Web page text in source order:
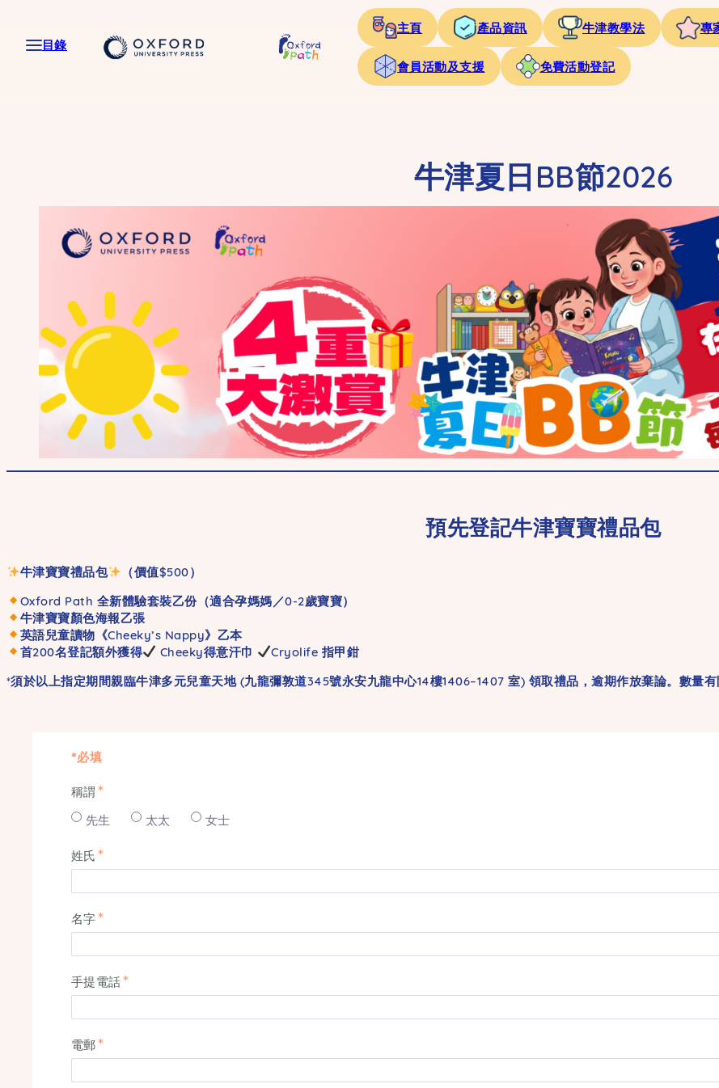
目錄
主頁 產品資訊 牛津教學法 專
會員活動及支援 免費活動登記
牛津夏日BB節2026
預先登記牛津寶寶禮品包
牛津寶寶禮品包
（價值$500）
Oxford Path 全新體驗套裝乙份（適合孕媽媽／0-2歲寶寶）
牛津寶寶顏色海報乙張
英語兒童讀物《Cheeky’s Nappy》乙本
首200名登記額外獲得
Cheeky得意汗巾
Cryolife 指甲鉗
*須於以上指定期間親臨牛津多元兒童天地 (九龍彌敦道345號永安九龍中心14樓1406–1407 室) 領取禮品，逾期作放棄論。數量有
*必填
稱謂
先生
太太 女士
姓氏
名字
手提電話
電郵